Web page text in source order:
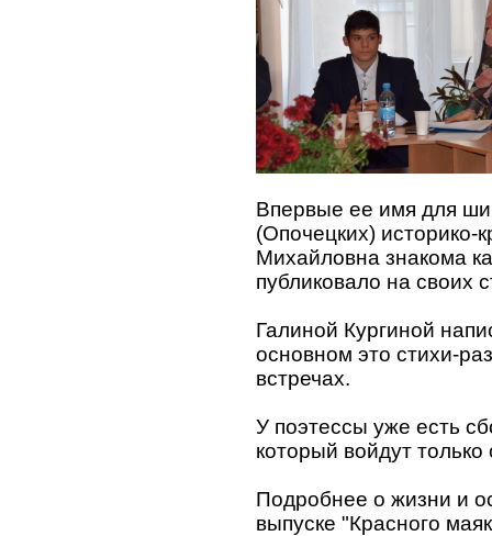
Впервые ее имя для
(Опочецких) историко-
Михайловна знакома
публиковало на своих
Галиной Кургиной
основном это стихи-
встречах.
У поэтессы уже есть
который войдут
Подробнее о жизни и
выпуске "Красного